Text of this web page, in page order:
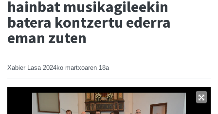
hainbat musikagileekin
batera kontzertu ederra
eman zuten
Xabier Lasa 2024ko martxoaren 18a